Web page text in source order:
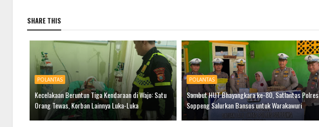
SHARE THIS
POLANTAS
Kecelakaan Beruntun Tiga Kendaraan di Wajo: Satu
Orang Tewas, Korban Lainnya Luka-Luka
POLANTAS
Sambut HUT Bhayangkara ke-80, Satlantas Polres
Soppeng Salurkan Bansos untuk Warakawuri